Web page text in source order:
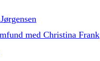
med Christina Frank